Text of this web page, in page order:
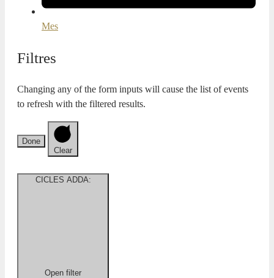
Mes
Filtres
Changing any of the form inputs will cause the list of events
to refresh with the filtered results.
Done
Clear
CICLES ADDA:
Open filter